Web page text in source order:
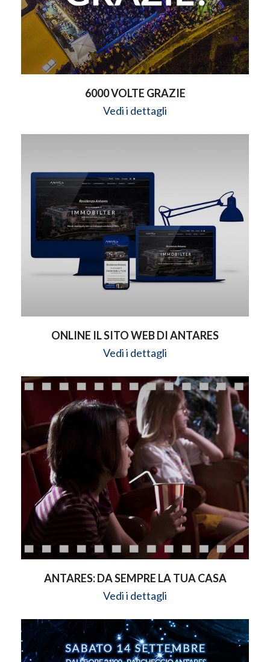
6000 VOLTE GRAZIE
Vedi i dettagli
ONLINE IL SITO WEB DI ANTARES
Vedi i dettagli
ANTARES: DA SEMPRE LA TUA CASA
Vedi i dettagli